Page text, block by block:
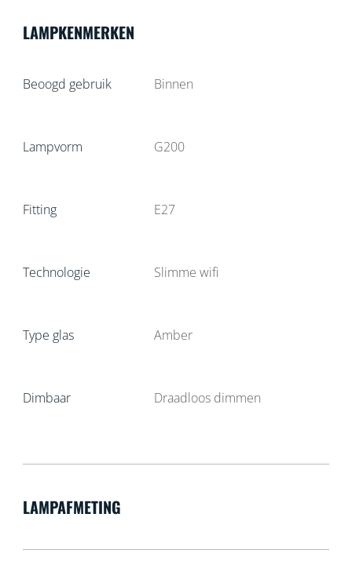
LAMPKENMERKEN
Beoogd gebruik Binnen
Lampvorm G200
Fitting E27
Technologie Slimme wifi
Type glas Amber
Dimbaar Draadloos dimmen
LAMPAFMETING